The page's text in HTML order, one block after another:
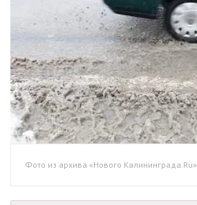
Фото из архива «Нового Калининграда.Ru»